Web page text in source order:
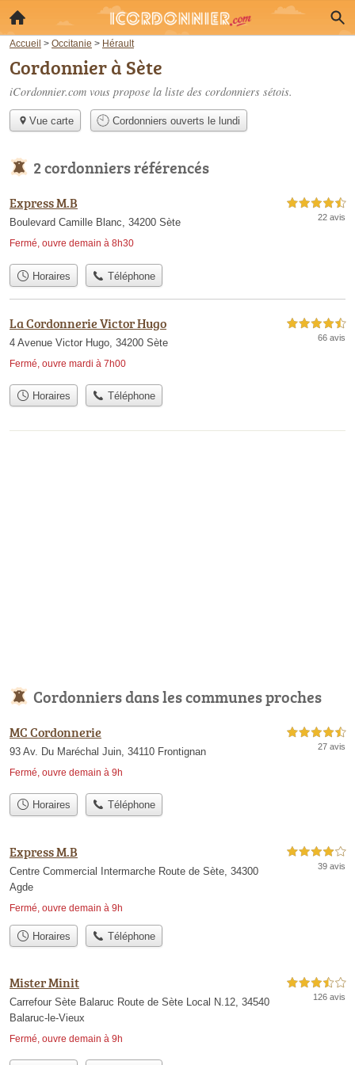
Accueil > Occitanie > Hérault
Cordonnier à Sète
iCordonnier.com vous propose la liste des cordonniers sétois.
Vue carte Cordonniers ouverts le lundi
2 cordonniers référencés
Express M.B
Boulevard Camille Blanc, 34200 Sète
Fermé, ouvre demain à 8h30
4,5 étoiles sur 5
22 avis
Horaires Téléphone
La Cordonnerie Victor Hugo
4 Avenue Victor Hugo, 34200 Sète
Fermé, ouvre mardi à 7h00
4,5 étoiles sur 5
66 avis
Horaires Téléphone
Cordonniers dans les communes proches
MC Cordonnerie
93 Av. Du Maréchal Juin, 34110 Frontignan
Fermé, ouvre demain à 9h
4,5 étoiles sur 5
27 avis
Horaires Téléphone
Express M.B
Centre Commercial Intermarche Route de Sète, 34300
Agde
Fermé, ouvre demain à 9h
4,0 étoiles sur 5
39 avis
Horaires Téléphone
Mister Minit
Carrefour Sète Balaruc Route de Sète Local N.12, 34540
Balaruc-le-Vieux
Fermé, ouvre demain à 9h
3,5 étoiles sur 5
126 avis